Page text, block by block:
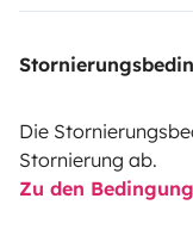
Die
Stornierung ab.
Zu den